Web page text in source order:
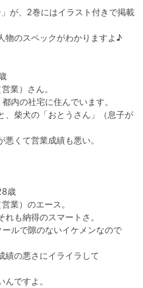
が、2巻にはイラスト付きで掲載
物のスペックがわかりますよ♪
業）さん。
内の社宅に住んでいます。
柴犬の「おとうさん」（息子が
くて営業成績も悪い。
歳
業）のエース。
も納得のスマートさ。
ルで隙のないイケメンなので
の悪さにイライラして
ですよ。